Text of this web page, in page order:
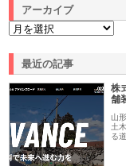
アーカイブ
最近の記事
株
舗
山
土
る